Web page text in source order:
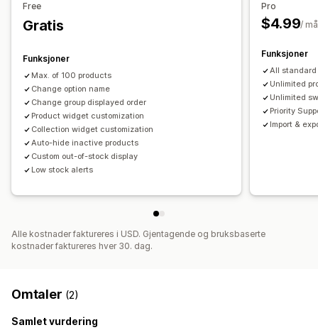
Free
Gratis
Funksjoner
Max. of 100 products
Change option name
Change group displayed order
Product widget customization
Collection widget customization
Auto-hide inactive products
Custom out-of-stock display
Low stock alerts
Pro
$4.99/
Funksjoner
All
Unlimited
Unlimited
Priority
Import &
Alle kostnader faktureres i USD. Gjentagende og bruksbaserte
kostnader faktureres hver 30. dag.
Omtaler (2)
Samlet vurdering